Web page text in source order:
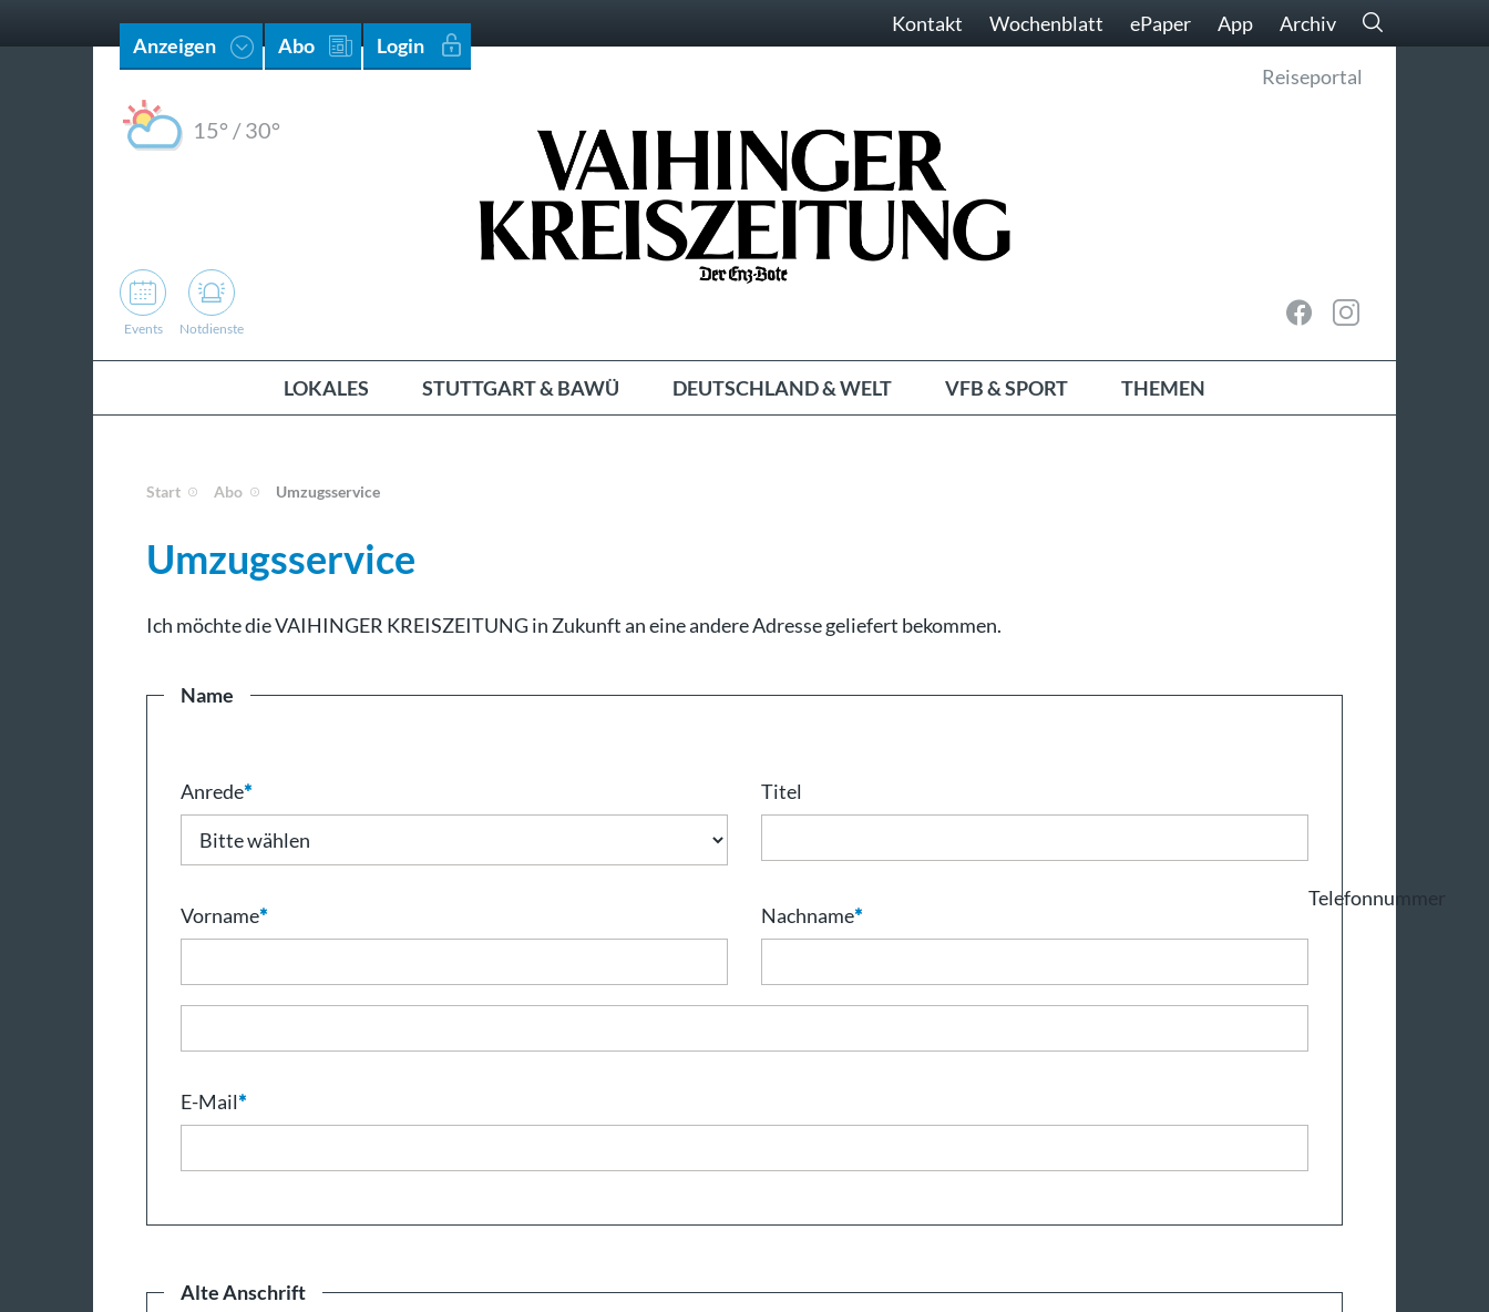
Anzeigen Abo Login
Kontakt Wochenblatt ePaper App Archiv
15° /30°
Reiseportal
Events Notdienste
LOKALES STUTTGART & BAWÜ DEUTSCHLAND & WELT VFB & SPORT THEMEN
Start Abo Umzugsservice
Umzugsservice
Ich möchte die VAIHINGER KREISZEITUNG in Zukunft an eine andere Adresse geliefert bekommen.
Name
Anrede* Titel
Vorname* Nachname*
Telefonnummer
E-Mail*
Alte Anschrift